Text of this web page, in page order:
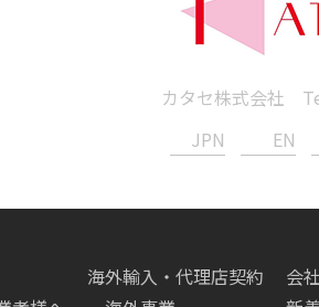
カタセ株式会社
JPN
EN
海外輸入・代理店契約
会